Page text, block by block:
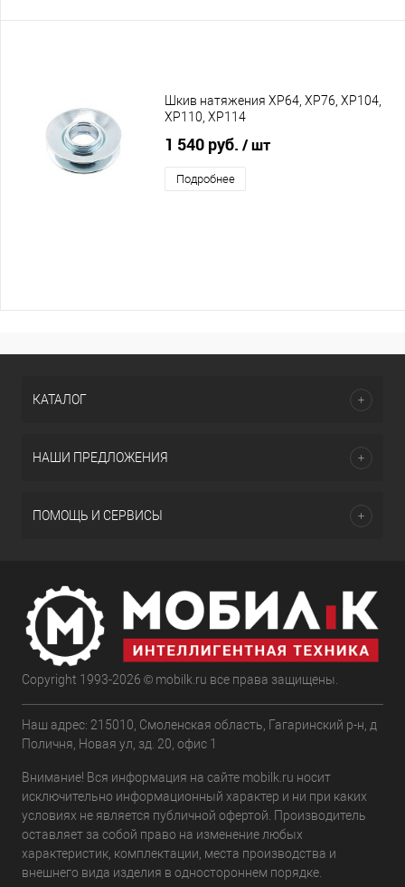
Шкив натяжения XP64, XP76, XP104,
XP110, XP114
1 540 руб. / шт
Подробнее
КАТАЛОГ
НАШИ ПРЕДЛОЖЕНИЯ
ПОМОЩЬ И СЕРВИСЫ
Copyright 1993-2026 © mobilk.ru все права защищены.
Наш адрес: 215010, Смоленская область, Гагаринский р-н, д
Поличня, Новая ул, зд. 20, офис 1
Внимание! Вся информация на сайте mobilk.ru носит
исключительно информационный характер и ни при каких
условиях не является публичной офертой. Производитель
оставляет за собой право на изменение любых
характеристик, комплектации, места производства и
внешнего вида изделия в одностороннем порядке.